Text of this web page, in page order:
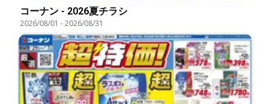
コーナン - 2026夏チラシ
2026/08/01 -2026/08/31